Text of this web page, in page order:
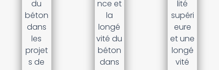
du
béton
dans
les
projet
s de
nce et
la
longé
vité du
béton
dans
lité
supéri
eure
et une
longé
vité